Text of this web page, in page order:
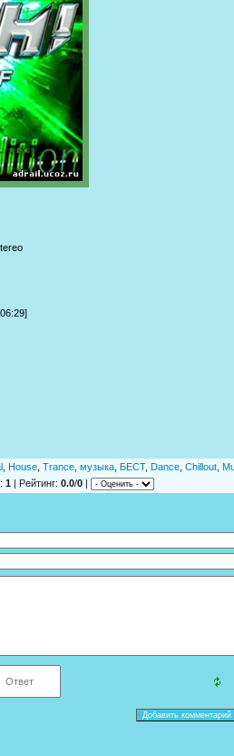
House Trance музыка БЕСТ, Dance Chillout
: 1 | Рейтинг: 0.0/0 |